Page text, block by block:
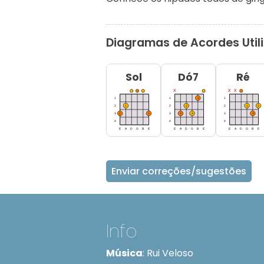
Diagramas de Acordes
Sol Dó7 Ré
Enviar correções/sugestões
Info
Música: Rui Veloso